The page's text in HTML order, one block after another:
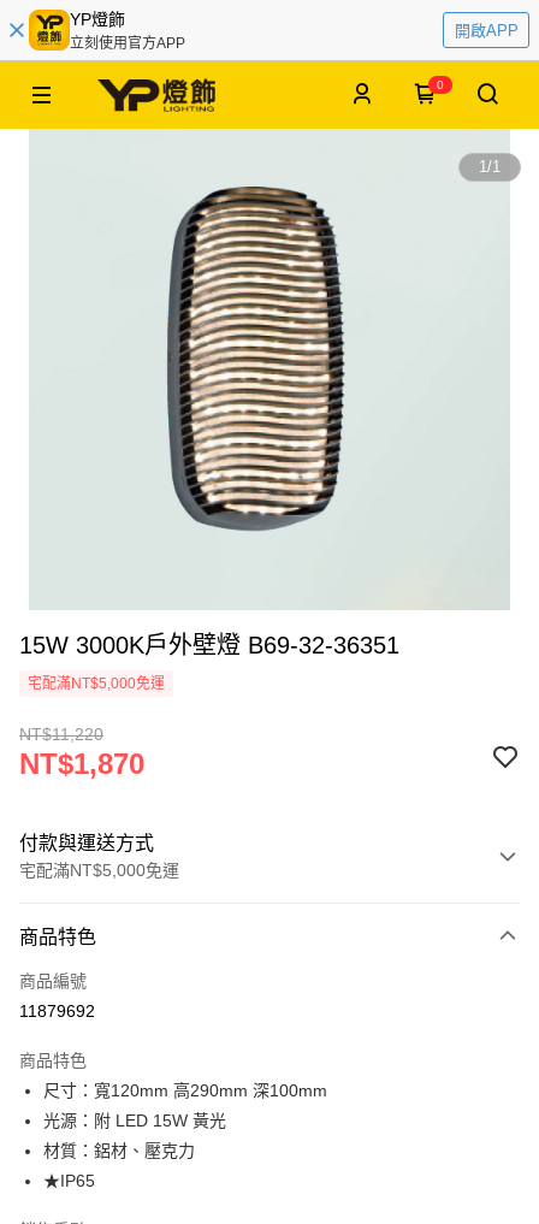
YP燈飾
立刻使用官方APP
開啟APP
0
1/1
15W 3000K戶外壁燈 B69-32-36351
宅配滿NT$5,000免運
NT$11,220
NT$1,870
付款與運送方式
宅配滿NT$5,000免運
信用卡一次付款
LINE Pay
街口支付
悠遊付
Google Pay
全盈+PAY
商品特色
商品編號
11879692
商品特色
尺寸：寬120mm 高290mm 深100mm
光源：附 LED 15W 黃光
材質：鋁材、壓克力
★IP65